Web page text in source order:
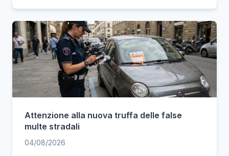
Attenzione alla nuova truffa delle false
multe stradali
04/08/2026